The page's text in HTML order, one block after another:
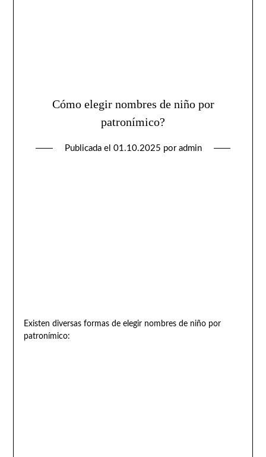
Cómo elegir nombres de niño por
patronímico?
Publicada el 01.10.2025 por admin
Existen diversas formas de elegir nombres de niño por
patronímico: